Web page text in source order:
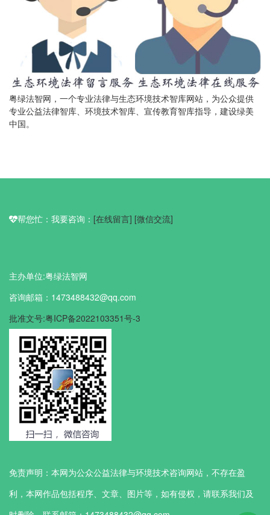
粤绿法智网，一个专业法律与生态环境技术智库网站，为公众提供
专业公益法律智库、环境技术智库、宣传教育智库指导，建设绿美
中国。
帮您忙：我要咨询： [在线留言] [微信交流]
主办单位:粤绿法智网
咨询邮箱：1473488432@qq.com
批准文号:粤ICP备2022103351号-3
免责声明：本网为公众公益法律与环境技术咨询网站，不存在盈
利，本网作品包括程序、文章、图片等，如有侵权，请联系我们及